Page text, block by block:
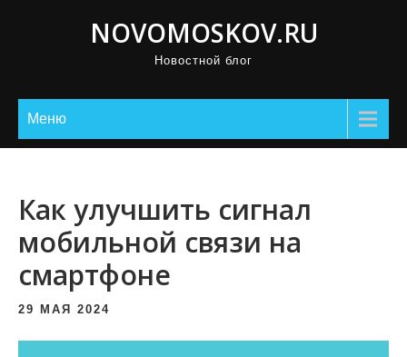
NOVOMOSKOV.RU
Новостной блог
Меню
Как улучшить сигнал
мобильной связи на
смартфоне
29 МАЯ 2024